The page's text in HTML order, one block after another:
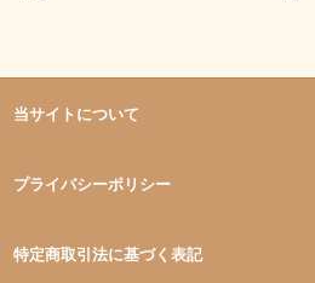
当サイトについて
プライバシーポリシー
特定商取引法に基づく表記